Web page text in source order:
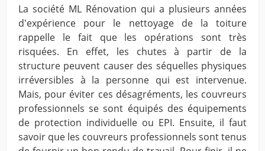
La société ML Rénovation qui a plusieurs années
d'expérience pour le nettoyage de la toiture
rappelle le fait que les opérations sont très
risquées. En effet, les chutes à partir de la
structure peuvent causer des séquelles physiques
irréversibles à la personne qui est intervenue.
Mais, pour éviter ces désagréments, les couvreurs
professionnels se sont équipés des équipements
de protection individuelle ou EPI. Ensuite, il faut
savoir que les couvreurs professionnels sont tenus